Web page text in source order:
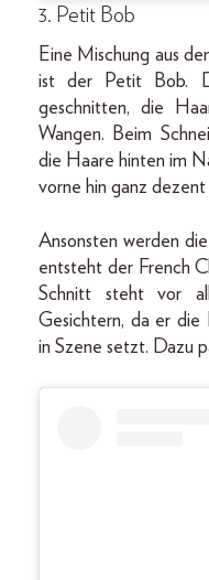
3. Petit Bob
Eine Mischung aus
ist der Petit Bob.
geschnitten, die
Wangen. Beim
die Haare hinten im
vorne hin ganz
Ansonsten werden
entsteht der French
Schnitt steht vor
Gesichtern, da er die
in Szene setzt. Dazu